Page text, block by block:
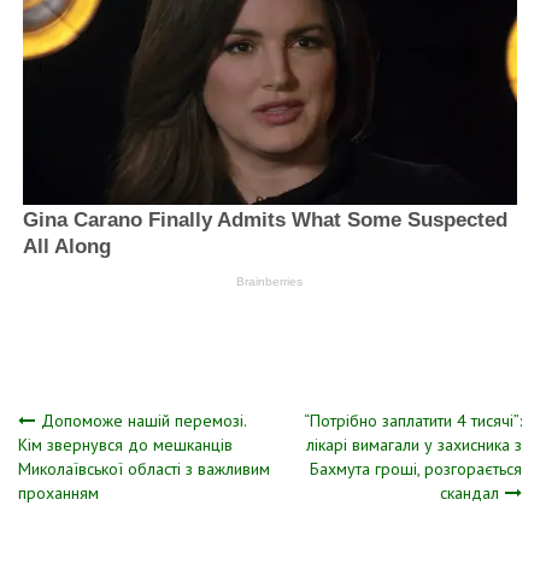
Навігація
записів
Допоможе нашій перемозі.
Кім звернувся до мешканців
Миколаївської області з важливим
проханням
“Потрібно заплатити 4 тисячі”:
лікарі вимагали у захисника з
Бахмута гроші, розгорається
скандал